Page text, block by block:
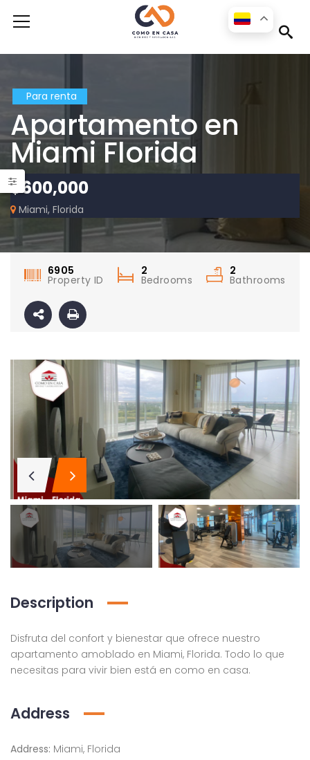
Para renta
Apartamento en
Miami Florida
$600,000
Miami, Florida
6905
Property ID
2
Bedrooms
2
Bathrooms
Description
Disfruta del confort y bienestar que ofrece nuestro
apartamento amoblado en Miami, Florida. Todo lo que
necesitas para vivir bien está en como en casa.
Address
Address: Miami, Florida
Apartamento amoblado en la ciudad de Medellín Antioquia
El Poblado, Medellín Medellín, Antioquia